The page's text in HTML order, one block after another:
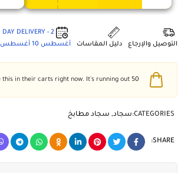
التوصيل والإرجاع دليل المقاسات
2 - DAY DELIVERY
أغسطس 10
أغسطس 14
50
CATEGORIES: سجاد, سجاد مطابخ
SHARE: